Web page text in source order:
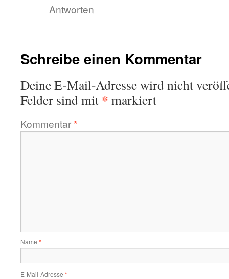
Antworten
Schreibe einen Kommentar
Deine E-Mail-Adresse wird nicht
Felder sind mit * markiert
Kommentar*
Name *
E-Mail-Adresse *